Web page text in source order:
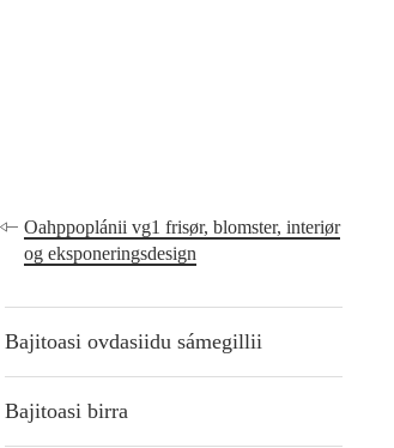
Oahppoplánii vg1 frisør, blomster, interiør
og eksponeringsdesign
Bajitoasi ovdasiidu sámegillii
Bajitoasi birra